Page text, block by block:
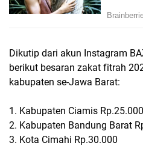
Dikutip dari akun Instagram
berikut besaran zakat fitrah
kabupaten se-Jawa Barat:
1. Kabupaten Ciamis Rp.25.000
2. Kabupaten Bandung Barat
3. Kota Cimahi Rp.30.000